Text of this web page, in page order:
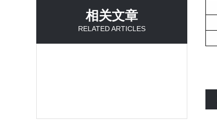
相关文章
RELATED ARTICLES